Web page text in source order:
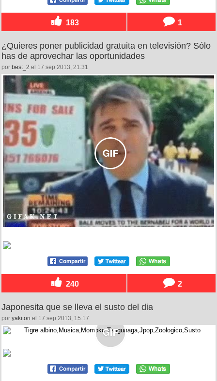
183 1
¿Quieres poner publicidad gratuita en televisión? Sólo
has de aprovechar las oportunidades
por best_2 el 17 sep 2013, 21:31
240 2
Japonesita que se lleva el susto del dia
por yakitori el 17 sep 2013, 15:17